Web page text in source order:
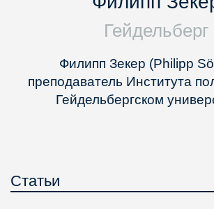
Гейдельберг
Филипп Зекер (Philipp
преподаватель Института
Гейдельбергском
Статьи